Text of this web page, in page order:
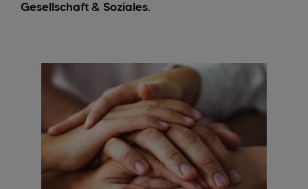
Gesellschaft & Soziales.